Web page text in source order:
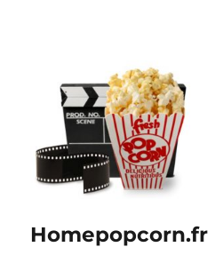
Homepopcorn.fr